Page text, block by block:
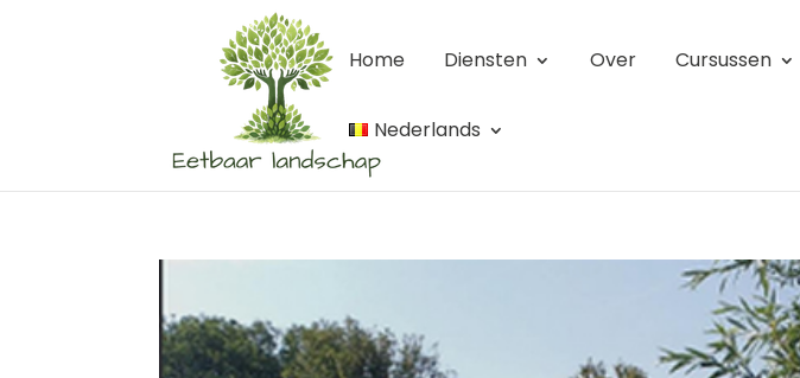
Home Diensten Over Cursussen
Nederlands